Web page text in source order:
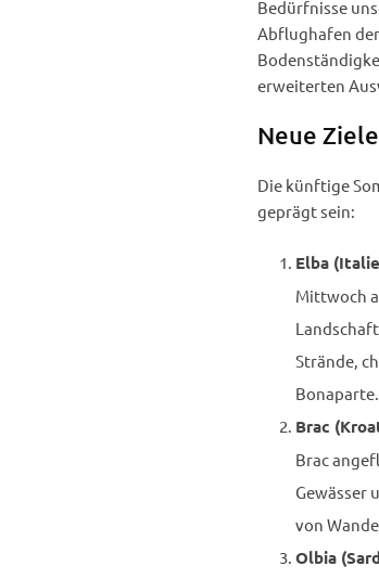
Bedürfnisse
Abflughafen
erweiterten
Neue
Die künftige
geprägt sein:
Elba
Mittwoch
Strände,
Bonaparte.
Brac
Brac
Gewässer
von
Olbia